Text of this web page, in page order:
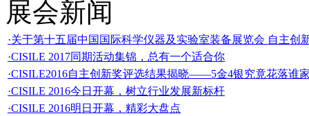
展会新闻
·关于第十五届中国国际科学仪器及实验室装备展览会 自主创
·CISILE 2017同期活动集锦，总有一个适合你
·CISILE2016自主创新奖评选结果揭晓——5金4银究竟花落谁
·CISILE 2016今日开幕，树立行业发展新标杆
·CISILE 2016明日开幕，精彩大盘点